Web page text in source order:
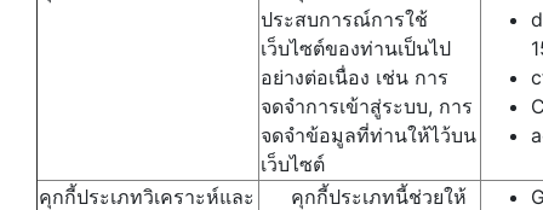
ประสบการณ์การใช้
เว็บไซต์ของท่านเป็นไป
อย่างต่อเนื่อง เช่น การ
จดจำการเข้าสู่ระบบ, การ
จดจำข้อมูลที่ท่านให้ไว้บน
เว็บไซต์
คุกกี้ประเภทวิเคราะห์และ
คุกกี้ประเภทนี้ช่วยให้